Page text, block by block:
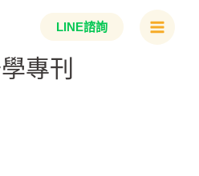
LINE諮詢
Main
專刊